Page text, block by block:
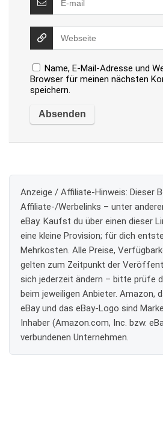
Name, E-Mail-Adresse und
Browser für meinen nächsten
speichern.
Anzeige / Affiliate-Hinweis: Dieser
Affiliate-/Werbelinks – unter
eBay. Kaufst du über einen dieser
eine kleine Provision; für dich
Mehrkosten. Alle Preise,
gelten zum Zeitpunkt der
sich jederzeit ändern – bitte prüfe
beim jeweiligen Anbieter. Amazon,
eBay und das eBay-Logo sind
Inhaber (Amazon.com, Inc. bzw.
verbundenen Unternehmen.